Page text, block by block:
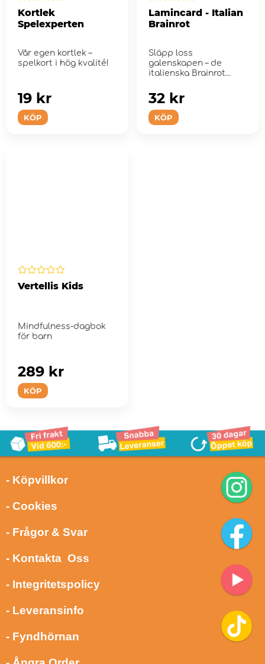
Kortlek
Spelexperten
Vår egen kortlek –
spelkort i hög kvalité!
KÖP
19 kr
Lamincard - Italian
Brainrot
Släpp loss
galenskapen – de
italienska Brainrot
KÖP
32 kr
Vertellis Kids
Mindfulness-dagbok
för barn
KÖP
289 kr
- Köpvillkor
- Cookies
- Frågor & Svar
- Kontakta Oss
- Integritetspolicy
- Leveransinfo
- Fyndhörnan